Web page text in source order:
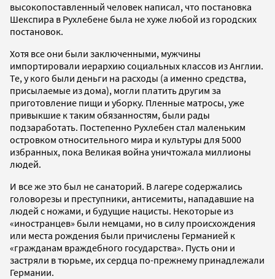
высокопоставленный человек написал, что постановка
Шекспира в Рухлебене была не хуже любой из городских
постановок.
Хотя все они были заключенными, мужчины
импортировали иерархию социальных классов из Англии.
Те, у кого были деньги на расходы (а именно средства,
присылаемые из дома), могли платить другим за
приготовление пищи и уборку. Пленные матросы, уже
привыкшие к таким обязанностям, были рады
подзаработать. Постепенно Рухлебен стал маленьким
островком относительного мира и культуры для 5000
избранных, пока Великая война уничтожала миллионы
людей.
И все же это был не санаторий. В лагере содержались
головорезы и преступники, антисемиты, нападавшие на
людей с ножами, и будущие нацисты. Некоторые из
«иностранцев» были немцами, но в силу происхождения
или места рождения были причислены Германией к
«гражданам враждебного государства». Пусть они и
застряли в тюрьме, их сердца по-прежнему принадлежали
Германии.